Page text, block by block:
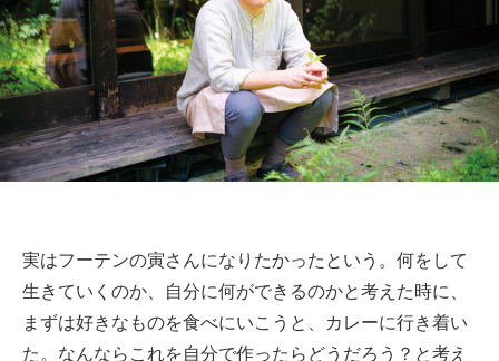
実はフーテンの寅さんになりたかったという。何をして
生きていくのか、自分に何ができるのかと考えた時に、
まずは好きなものを食べにいこうと、カレーに行き着い
た。なんならこれを自分で作ったらどうだろう？と考え